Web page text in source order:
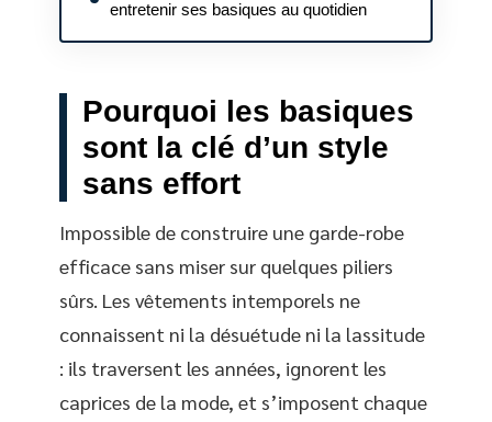
entretenir ses basiques au quotidien
Pourquoi les basiques
sont la clé d’un style
sans effort
Impossible de construire une garde-robe
efficace sans miser sur quelques piliers
sûrs. Les vêtements intemporels ne
connaissent ni la désuétude ni la lassitude
: ils traversent les années, ignorent les
caprices de la mode, et s’imposent chaque